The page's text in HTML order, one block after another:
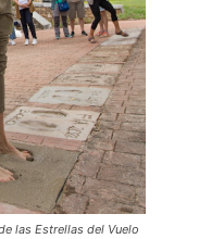
las Estrellas del Vuelo